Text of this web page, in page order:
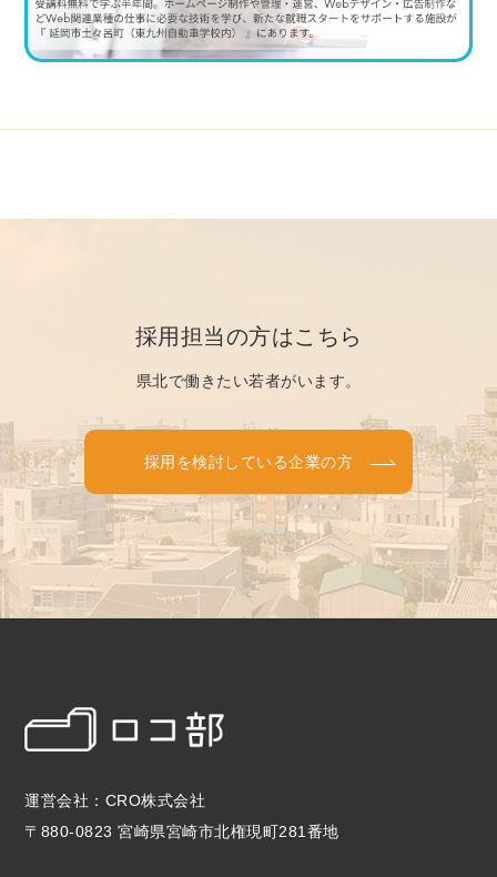
採用担当の方はこちら
県北で働きたい若者がいます。
採用を検討している企業の方
運営会社：CRO株式会社
〒880-0823 宮崎県宮崎市北権現町281番地